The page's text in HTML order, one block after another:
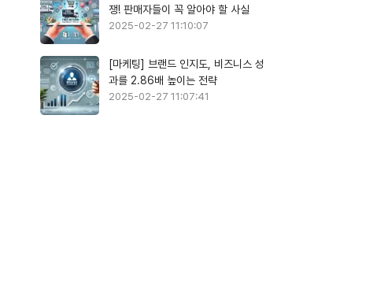
쟁! 판매자들이 꼭 알아야 할 사실
2025-02-27 11:10:07
[마케팅] 브랜드 인지도, 비즈니스 성
과를 2.86배 높이는 전략
2025-02-27 11:07:41